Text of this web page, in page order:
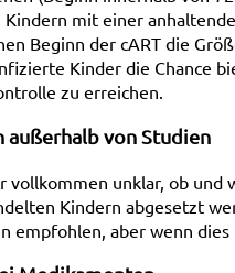
mit einer
Beginn der cART die
Kinder die Chance
zu erreichen.
außerhalb von Studien
vollkommen unklar, ob und
Kindern abgesetzt
empfohlen, aber wenn